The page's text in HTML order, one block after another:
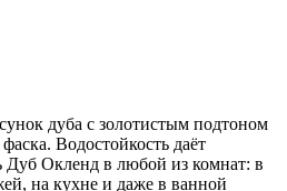
дуба с золотистым подтоном
Водостойкость даёт
Дуб Окленд в любой из комнат: в
на кухне и даже в ванной